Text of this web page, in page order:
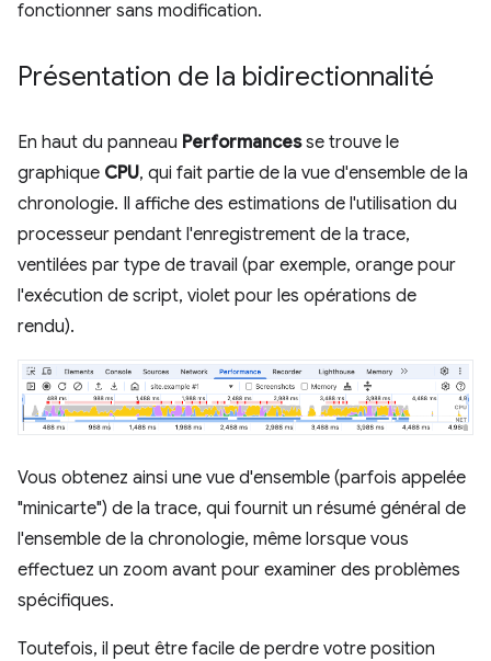
fonctionner sans modification.
Présentation de la bidirectionnalité
En haut du panneau Performancesse trouve le
graphique CPU, qui fait partie de la vue d'ensemble de la
chronologie. Il affiche des estimations de l'utilisation du
processeur pendant l'enregistrement de la trace,
ventilées par type de travail (par exemple, orange pour
l'exécution de script, violet pour les opérations de
rendu).
Vous obtenez ainsi une vue d'ensemble (parfois appelée
"minicarte") de la trace, qui fournit un résumé général de
l'ensemble de la chronologie, même lorsque vous
effectuez un zoom avant pour examiner des problèmes
spécifiques.
Toutefois, il peut être facile de perdre votre position